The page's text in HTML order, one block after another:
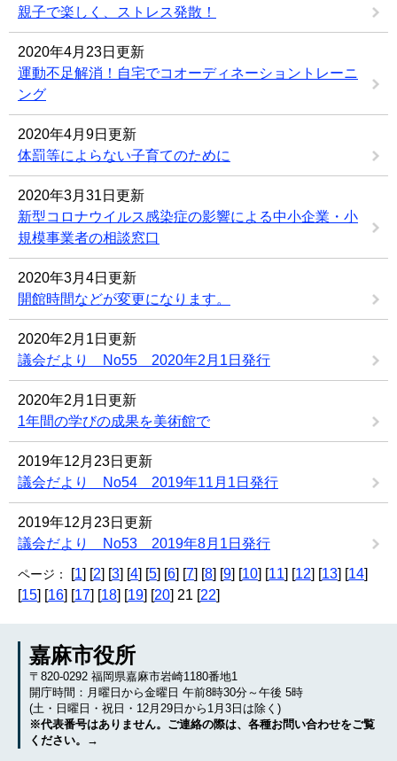
親子で楽しく、ストレス発散！
2020年4月23日更新
運動不足解消！自宅でコオーディネーショントレーニ
ング
2020年4月9日更新
体罰等によらない子育てのために
2020年3月31日更新
新型コロナウイルス感染症の影響による中小企業・小
規模事業者の相談窓口
2020年3月4日更新
開館時間などが変更になります。
2020年2月1日更新
議会だより No55 2020年2月1日発行
2020年2月1日更新
1年間の学びの成果を美術館で
2019年12月23日更新
議会だより No54 2019年11月1日発行
2019年12月23日更新
議会だより No53 2019年8月1日発行
ページ： [1] [2] [3] [4] [5] [6] [7] [8] [9] [10] [11] [12] [13] [14]
[15] [16] [17] [18] [19] [20] 21 [22]
嘉麻市役所
〒820-0292 福岡県嘉麻市岩崎1180番地1
開庁時間：月曜日から金曜日 午前8時30分～午後 5時
(土・日曜日・祝日・12月29日から1月3日は除く)
※代表番号はありません。ご連絡の際は、各種お問い合わせをご覧
ください。→